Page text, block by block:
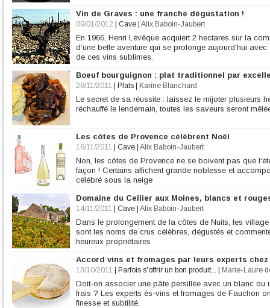
Vin de Graves : une franche dégustation !
09/01/2012 Cave Alix Baboin-Jaubert
En 1966, Henri Lévêque acquiert 2 hectares sur la
d’une belle aventure qui se prolonge aujourd’hui
de ces vins sublimes.
Boeuf bourguignon : plat traditionnel par
28/11/2011 Plats Karine Blanchard
Le secret de sa réussite : laissez le mijoter plusieurs
réchauffé le lendemain, toutes les saveurs seront
Les côtes de Provence célèbrent Noël
16/11/2011 Cave Alix Baboin-Jaubert
Non, les côtes de Provence ne se boivent pas que
façon ! Certains affichent grande noblesse et
célébré sous la neige
Domaine du Cellier aux Moines, blancs et
14/11/2011 Cave Alix Baboin-Jaubert
Dans le prolongement de la côtes de Nuits, les
sont les noms de crus célèbres, dégustés et
heureux propriétaires
Accord vins et fromages par leurs experts chez
13/10/2011 Parfois s'offrir un bon produit... Marie-Laure
Doit-on associer une pâte persillée avec un blanc ou
frais ? Les experts ès-vins et fromages de Fauchon
finesse et subtilité.